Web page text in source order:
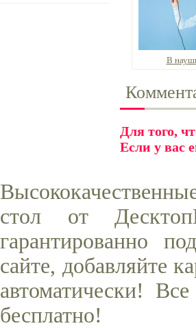
В
Для того,
Если у вас
стол от
гарантированно
сайте, добавляйте
автоматически!
бесплатно!